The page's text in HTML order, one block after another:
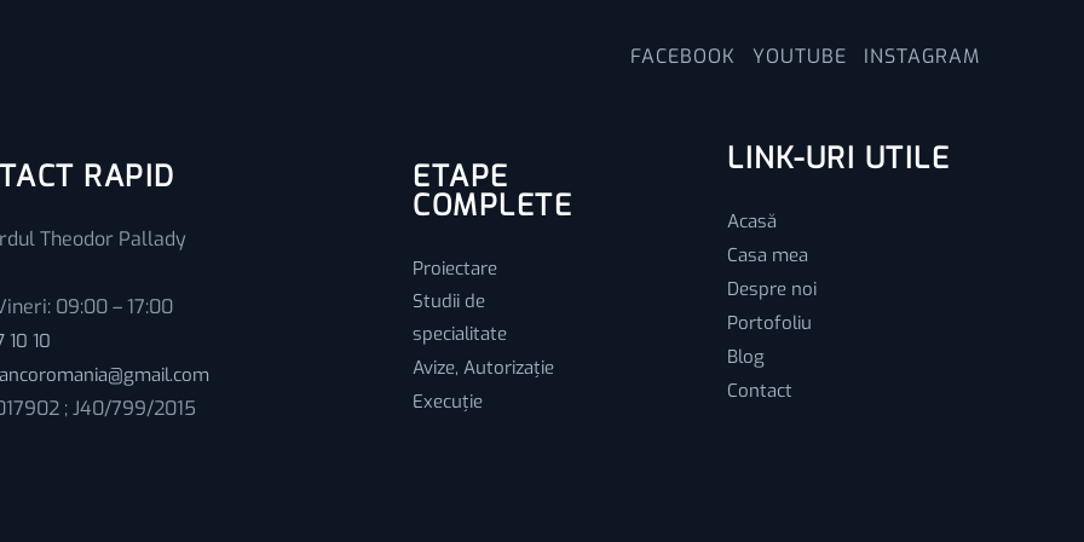
RAPID
Theodor Pallady
09:00 – 17:00
10 10
; J40/799/2015
ETAPE
COMPLETE
Proiectare
Studii de
specialitate
Avize, Autorizație
Execuție
FACEBOOK YOUTUBE INSTAGRAM
LINK-URI UTILE
Acasă
Casa mea
Despre noi
Portofoliu
Blog
Contact